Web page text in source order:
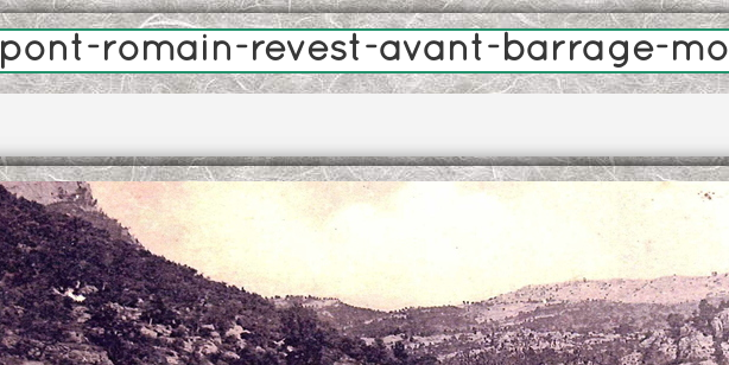
pont-romain-revest-avant-barrage-